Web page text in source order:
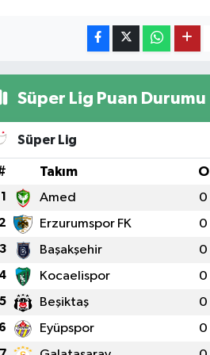
Süper Lig Puan Durumu
Süper Lig
Takım O
1 Amed 0
Erzurumspor FK 0
3 Başakşehir 0
Kocaelispor 0
5 Beşiktaş 0
Eyüpspor 0